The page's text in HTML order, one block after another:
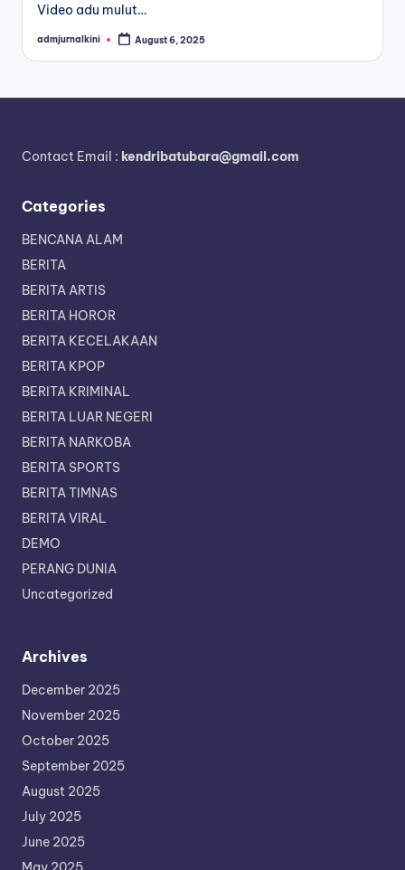
Video adu mulut…
Posted
admjurnalkini August 6, 2025
Contact Email : kendribatubara@gmail.com
Categories
BENCANA ALAM
BERITA
BERITA ARTIS
BERITA HOROR
BERITA KECELAKAAN
BERITA KPOP
BERITA KRIMINAL
BERITA LUAR NEGERI
BERITA NARKOBA
BERITA SPORTS
BERITA TIMNAS
BERITA VIRAL
DEMO
PERANG DUNIA
Uncategorized
Archives
December 2025
November 2025
October 2025
September 2025
August 2025
July 2025
June 2025